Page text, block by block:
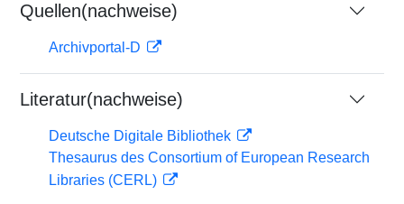
Quellen(nachweise)
Archivportal-D
Literatur(nachweise)
Deutsche Digitale Bibliothek
Thesaurus des Consortium of European Research
Libraries (CERL)